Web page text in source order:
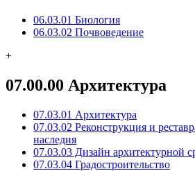
06.03.01 Биология
06.03.02 Почвоведение
+
07.00.00 Архитектура
07.03.01 Архитектура
07.03.02 Реконструкция и
наследия
07.03.03 Дизайн архитектурной
07.03.04 Градостроительство